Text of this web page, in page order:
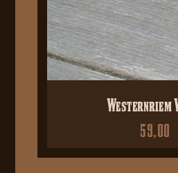
Westernriem
59,00